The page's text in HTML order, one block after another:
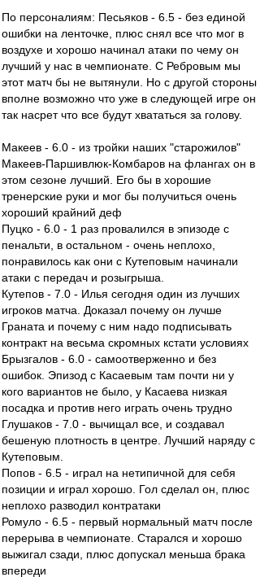
По персоналиям: Песьяков - 6.5 - без единой
ошибки на ленточке, плюс снял все что мог в
воздухе и хорошо начинал атаки по чему он
лучший у нас в чемпионате. С Ребровым мы
этот матч бы не вытянули. Но с другой стороны
вполне возможно что уже в следующей игре он
так насрет что все будут хвататься за голову.
Макеев - 6.0 - из тройки наших "старожилов"
Макеев-Паршивлюк-Комбаров на флангах он в
этом сезоне лучший. Его бы в хорошие
тренерские руки и мог бы получиться очень
хороший крайний деф
Пуцко - 6.0 - 1 раз провалился в эпизоде с
пенальти, в остальном - очень неплохо,
понравилось как они с Кутеповым начинали
атаки с передач и розыгрыша.
Кутепов - 7.0 - Илья сегодня один из лучших
игроков матча. Доказал почему он лучше
Граната и почему с ним надо подписывать
контракт на весьма скромных кстати условиях
Брызгалов - 6.0 - самоотверженно и без
ошибок. Эпизод с Касаевым там почти ни у
кого вариантов не было, у Касаева низкая
посадка и против него играть очень трудно
Глушаков - 7.0 - вычищал все, и создавал
бешеную плотность в центре. Лучший наряду с
Кутеповым.
Попов - 6.5 - играл на нетипичной для себя
позиции и играл хорошо. Гол сделал он, плюс
неплохо разводил контратаки
Ромуло - 6.5 - первый нормальный матч после
перерыва в чемпионате. Старался и хорошо
выжигал сзади, плюс допускал меньша брака
впереди